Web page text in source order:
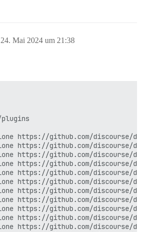
24. Mai 2024 um 21:38
https://github.com/discourse/
https://github.com/discourse/
https://github.com/discourse/
https://github.com/discourse/
https://github.com/discourse/
https://github.com/discourse/
https://github.com/discourse/
https://github.com/discourse/
https://github.com/discourse/
https://github.com/discourse/
https://github.com/discourse/